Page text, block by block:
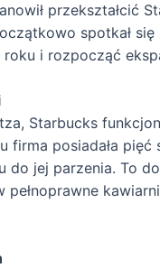
przekształcić
spotkał
i rozpocząć
Starbucks
firma posiadała
do jej parzenia. To
pełnoprawne